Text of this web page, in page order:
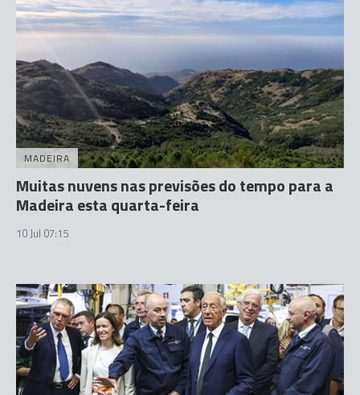
MADEIRA
Muitas nuvens nas previsões do tempo para a
Madeira esta quarta-feira
10 Jul 07:15